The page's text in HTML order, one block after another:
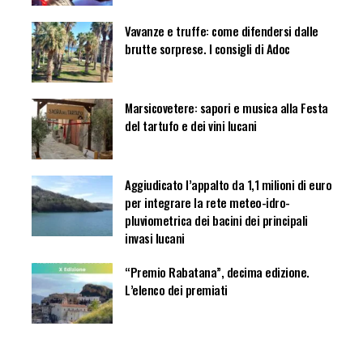
Vavanze e truffe: come difendersi dalle
brutte sorprese. I consigli di Adoc
Marsicovetere: sapori e musica alla Festa
del tartufo e dei vini lucani
Aggiudicato l’appalto da 1,1 milioni di euro
per integrare la rete meteo-idro-
pluviometrica dei bacini dei principali
invasi lucani
“Premio Rabatana”, decima edizione.
L’elenco dei premiati